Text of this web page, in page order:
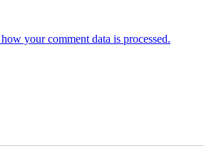
your comment data is processed.